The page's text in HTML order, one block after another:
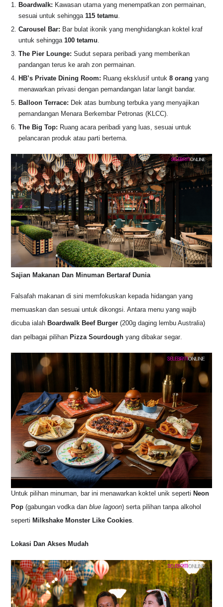
Boardwalk: Kawasan utama yang menempatkan zon permainan,
sesuai untuk sehingga 115 tetamu
Carousel Bar: Bar bulat ikonik yang menghidangkan koktel kraf
untuk sehingga 100 tetamu
The Pier Lounge: Sudut separa peribadi yang memberikan
pandangan terus ke arah zon permainan.
HB’s Private Dining Room: Ruang eksklusif untuk8 orang yang
menawarkan privasi dengan pemandangan latar langit bandar.
Balloon Terrace: Dek atas bumbung terbuka yang menyajikan
pemandangan Menara Berkembar Petronas (KLCC).
The Big Top: Ruang acara peribadi yang luas, sesuai untuk
pelancaran produk atau parti bertema.
Sajian Makanan Dan Minuman Bertaraf Dunia
Falsafah makanan di sini memfokuskan kepada hidangan yang
memuaskan dan sesuai untuk dikongsi. Antara menu yang wajib
dicuba ialah Boardwalk Beef Burger (200g daging lembu Australia)
dan pelbagai pilihan Pizza Sourdough yang dibakar segar.
Untuk pilihan minuman, bar ini menawarkan koktel unik seperti Neon
Pop (gabungan vodka danblue lagoon)serta pilihan tanpa alkohol
seperti Milkshake Monster Like Cookies.
Lokasi Dan Akses Mudah